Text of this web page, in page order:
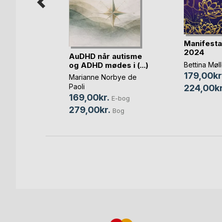
AuDHD når autisme
og ADHD mødes i (...)
Marianne Norbye de
Paoli
169,00kr. E-bog
279,00kr. Bog
2024
Bettina